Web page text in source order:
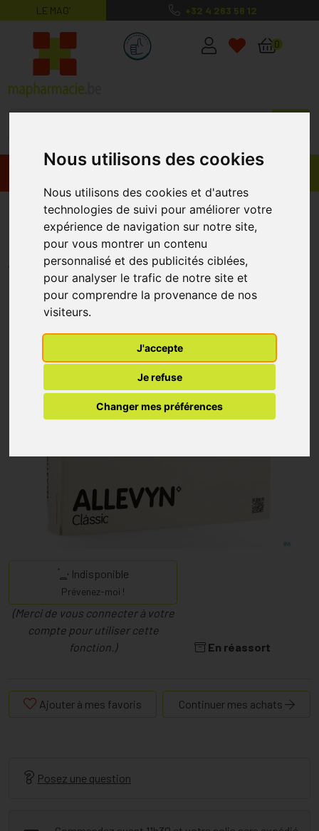
Nous utilisons des cookies
Nous utilisons des cookies et d'autres
technologies de suivi pour améliorer votre
expérience de navigation sur notre site,
pour vous montrer un contenu
personnalisé et des publicités ciblées,
pour analyser le trafic de notre site et
pour comprendre la provenance de nos
visiteurs.
J'accepte
Je refuse
Changer mes préférences
LE MAG’ +32 4 263 56 12
MaPharmacie.be ma santé, mes
0
Allevyn Ag Pans Adhesive Silic.
17,5x17,5cm 10
ALLEVYN
Indisponible
Prévenez-moi !
(Merci de vous connecter à votre
compte pour utiliser cette
fonction.)
En réassort
Ajouter à mes favoris Continuer mes achats
Posez une question